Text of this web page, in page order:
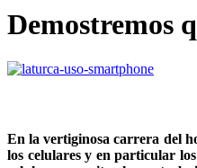
Demostremos
En la vertiginosa carrera del
los celulares y en particular